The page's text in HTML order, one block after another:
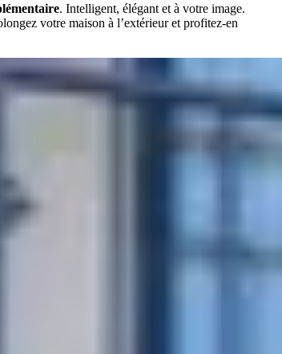
. Intelligent, élégant et à votre image.
votre maison à l’extérieur et profitez-en